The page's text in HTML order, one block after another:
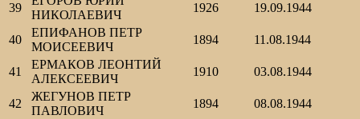
39
НИКОЛАЕВИЧ
1926 19.09.1944
40
ЕПИФАНОВ ПЕТР
МОИСЕЕВИЧ
1894 11.08.1944
41
ЕРМАКОВ ЛЕОНТИЙ
АЛЕКСЕЕВИЧ
1910 03.08.1944
42
ЖЕГУНОВ ПЕТР
ПАВЛОВИЧ
1894 08.08.1944